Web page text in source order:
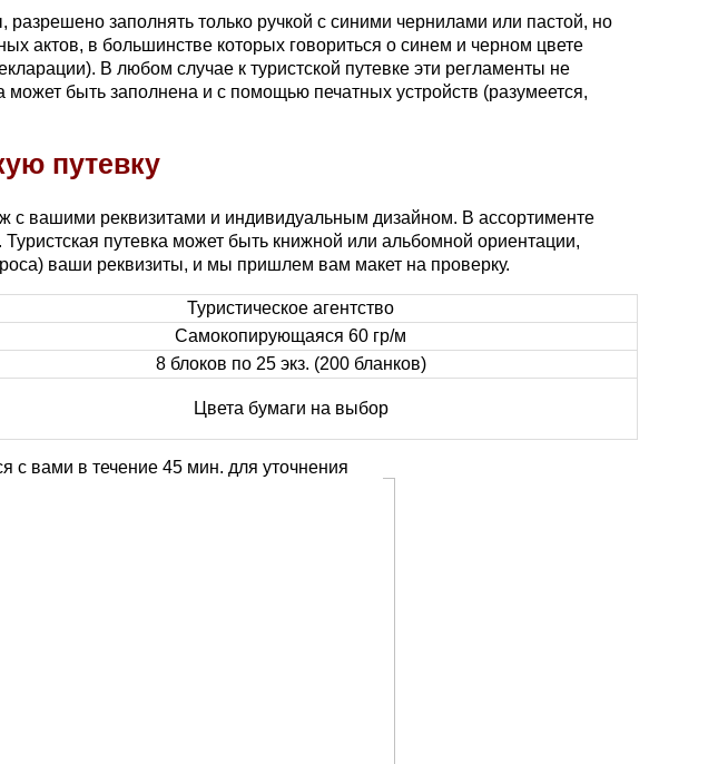
заполнять только ручкой с синими чернилами или пастой, но
актов, в большинстве которых говориться о синем и черном цвете
В любом случае к туристской путевке эти регламенты не
может быть заполнена и с помощью печатных устройств (разумеется,
путевку
вашими реквизитами и индивидуальным дизайном. В ассортименте
путевка может быть книжной или альбомной ориентации,
ваши реквизиты, и мы пришлем вам макет на проверку.
Туристическое агентство
Самокопирующаяся 60 гр/м
8 блоков по 25 экз. (200 бланков)
Цвета бумаги на выбор
вами в течение 45 мин. для уточнения